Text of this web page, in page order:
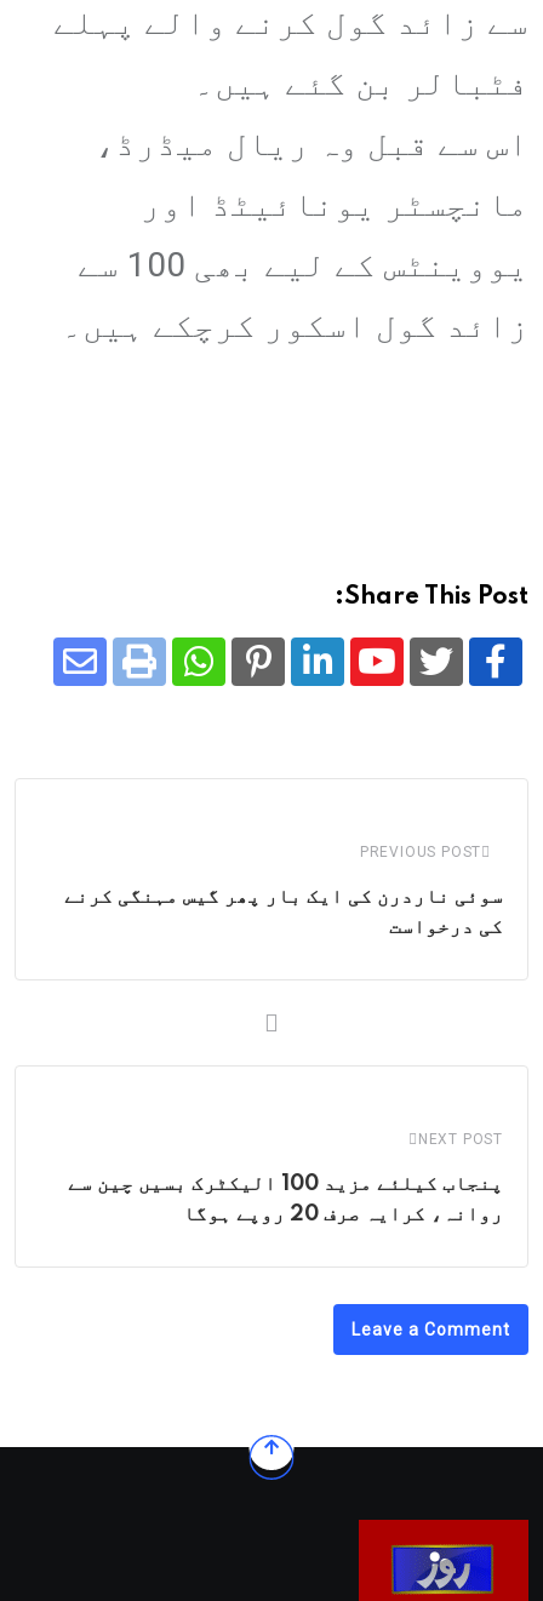
سے زائد گول کرنے والے پہلے
فٹبالر بن گئے ہیں۔
اس سے قبل وہ ریال میڈرڈ،
مانچسٹر یونائیٹڈ اور
یووینٹس کے لیے بھی 100 سے
زائد گول اسکور کرچکے ہیں۔
Share This Post:
Youtube
LinkedIn
Pinterest
Whatsapp
Print
PREVIOUS POST
سوئی ناردرن کی ایک بار پھر گیس مہنگی کرنے
کی درخواست
NEXT POST
پنجاب کیلئے مزید 100 الیکٹرک بسیں چین سے
روانہ، کرایہ صرف 20 روپے ہوگا
Leave a Comment